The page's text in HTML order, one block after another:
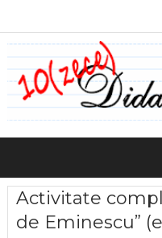
Activitate
de Eminescu”